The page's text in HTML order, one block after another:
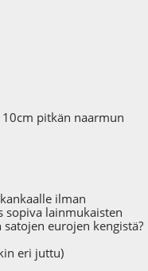
pitkän naarmun
ilman
sopiva lainmukaisten
eurojen kengistä?
eri juttu)